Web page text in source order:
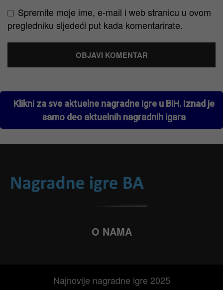
Spremite moje ime, e-mail i web stranicu u ovom
pregledniku sljedeći put kada komentarirate.
Klikni za sve aktuelne nagradne igre u BiH. Iznad je
samo deo aktuelnih nagradnih igara
O NAMA
Najnovije nagradne igre 2025